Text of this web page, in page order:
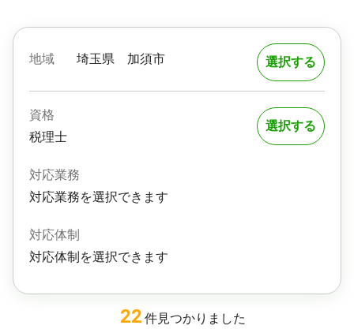
地域 埼玉県 加須市 選択する
資格
税理士
対応業務
対応業務を選択できます
対応体制
対応体制を選択できます
選択する
22 件見つかりました